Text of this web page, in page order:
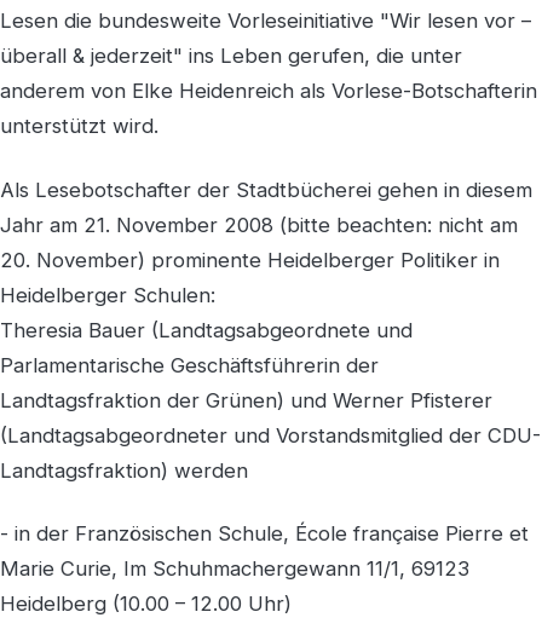
Lesen die bundesweite Vorleseinitiative "Wir lesen vor –
überall & jederzeit" ins Leben gerufen, die unter
anderem von Elke Heidenreich als Vorlese-Botschafterin
unterstützt wird.
Als Lesebotschafter der Stadtbücherei gehen in diesem
Jahr am 21. November 2008 (bitte beachten: nicht am
20. November) prominente Heidelberger Politiker in
Heidelberger Schulen:
Theresia Bauer (Landtagsabgeordnete und
Parlamentarische Geschäftsführerin der
Landtagsfraktion der Grünen) und Werner Pfisterer
(Landtagsabgeordneter und Vorstandsmitglied der CDU-
Landtagsfraktion) werden
- in der Französischen Schule, École française Pierre et
Marie Curie, Im Schuhmachergewann 11/1, 69123
Heidelberg (10.00 – 12.00 Uhr)